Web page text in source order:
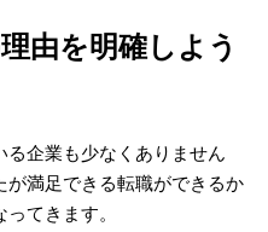
由を明確しよう
企業も少なくありません
が満足できる転職ができるか
てきます。